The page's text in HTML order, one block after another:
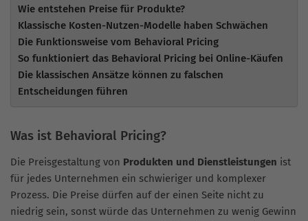
Wie entstehen Preise für Produkte?
Klassische Kosten-Nutzen-Modelle haben Schwächen
Die Funktionsweise vom Behavioral Pricing
So funktioniert das Behavioral Pricing bei Online-Käufen
Die klassischen Ansätze können zu falschen
Entscheidungen führen
Was ist Behavioral Pricing?
Die Preisgestaltung von Produkten und Dienstleistungen ist
für jedes Unternehmen ein schwieriger und komplexer
Prozess. Die Preise dürfen auf der einen Seite nicht zu
niedrig sein, sonst würde das Unternehmen zu wenig Gewinn